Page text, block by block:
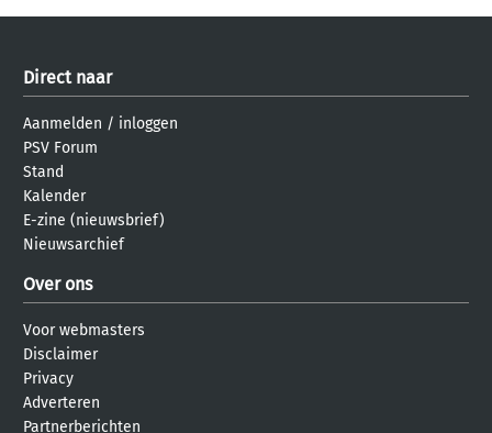
Direct naar
Aanmelden / inloggen
PSV Forum
Stand
Kalender
E-zine (nieuwsbrief)
Nieuwsarchief
Over ons
Voor webmasters
Disclaimer
Privacy
Adverteren
Partnerberichten